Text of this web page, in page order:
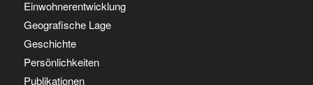
Einwohnerentwicklung
Geografische Lage
Geschichte
Persönlichkeiten
Publikationen